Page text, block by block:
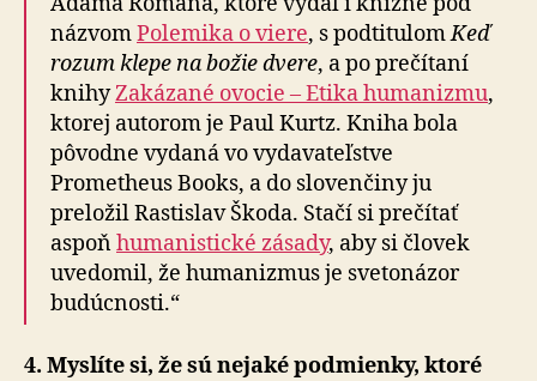
názvomPolemika o viere, s podtitulomKeď
rozum klepe na božie dvere, a po prečítaní
knihyZakázané ovocie – Etika humanizmu,
ktorej autorom je Paul Kurtz. Kniha bola
pôvodne vydaná vo vydavateľstve
Prometheus Books, a do slovenčiny ju
preložil Rastislav Škoda. Stačí si prečítať
aspoňhumanistické zásady, aby si človek
uvedomil, že humanizmus je svetonázor
budúcnosti.“
4. Myslíte si, že sú nejaké podmienky, ktoré